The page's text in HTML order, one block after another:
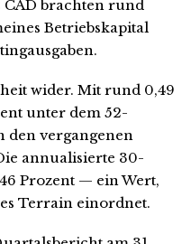
CAD brachten rund
Betriebskapital
wider. Mit rund 0,49
unter dem 52-
den vergangenen
annualisierte 30-
Prozent — ein Wert,
Terrain einordnet.